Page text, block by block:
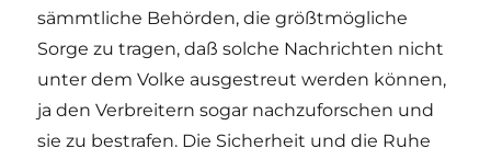
sämmtliche Behörden, die größtmögliche
Sorge zu tragen, daß solche Nachrichten nicht
unter dem Volke ausgestreut werden können,
ja den Verbreitern sogar nachzuforschen und
sie zu bestrafen. Die Sicherheit und die Ruhe